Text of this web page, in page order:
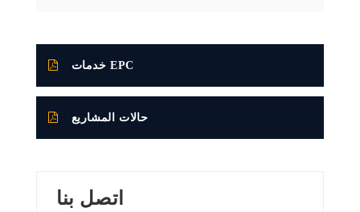
خدمات EPC
حالات المشاريع
اتصل بنا